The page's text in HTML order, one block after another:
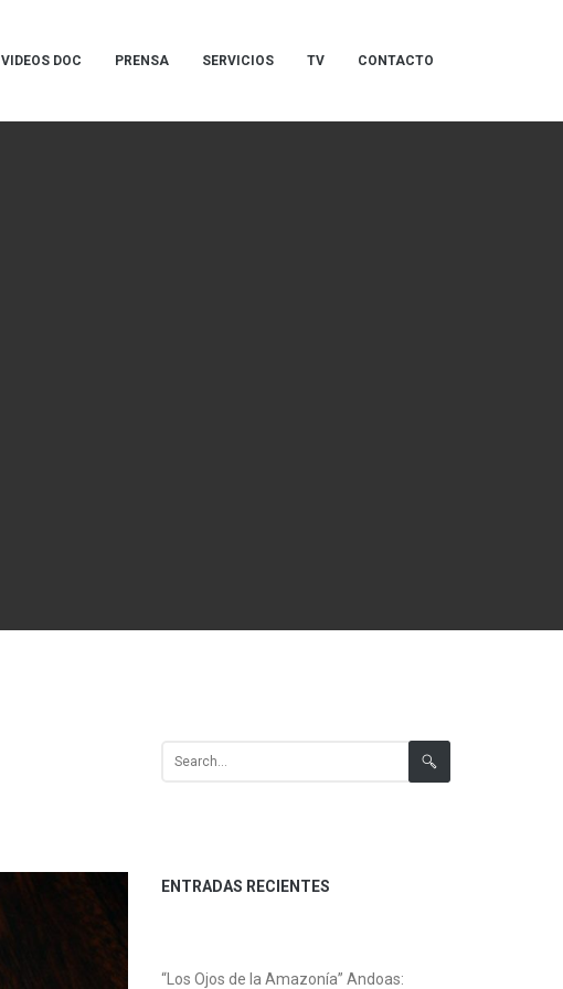
VIDEOS DOC PRENSA SERVICIOS TV CONTACTO
Search for:
ENTRADAS RECIENTES
“Los Ojos de la Amazonía” Andoas: